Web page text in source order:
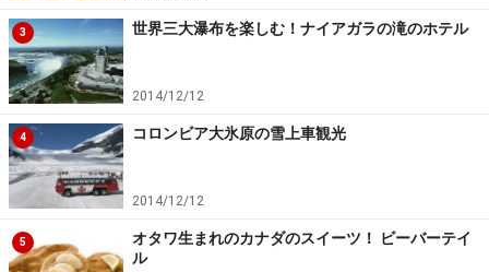
3 世界三大瀑布を楽しむ！ナイアガラの滝のホテル
2014/12/12
4 コロンビア大氷原の雪上車観光
2014/12/12
5
オタワ生まれのカナダのスイーツ！ ビーバーテイ
ル